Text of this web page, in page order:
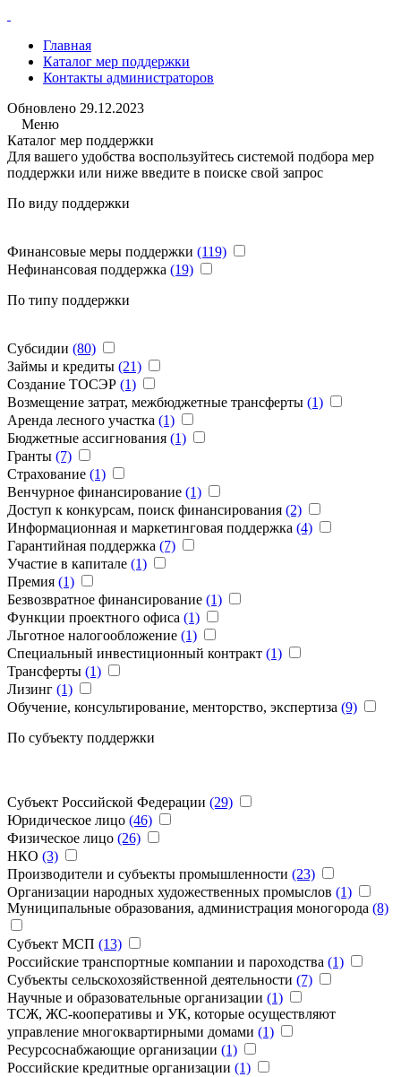
Главная
Каталог мер поддержки
Контакты администраторов
Обновлено 29.12.2023
Меню
Каталог мер поддержки
Для вашего удобства воспользуйтесь системой подбора мер
поддержки или ниже введите в поиске свой запрос
По виду поддержки
Финансовые меры поддержки (119)
Нефинансовая поддержка (19)
По типу поддержки
Субсидии (80)
Займы и кредиты (21)
Создание ТОСЭР (1)
Возмещение затрат, межбюджетные трансферты (1)
Аренда лесного участка (1)
Бюджетные ассигнования (1)
Гранты (7)
Страхование (1)
Венчурное финансирование (1)
Доступ к конкурсам, поиск финансирования (2)
Информационная и маркетинговая поддержка (4)
Гарантийная поддержка (7)
Участие в капитале (1)
Премия (1)
Безвозвратное финансирование (1)
Функции проектного офиса (1)
Льготное налогообложение (1)
Специальный инвестиционный контракт (1)
Трансферты (1)
Лизинг (1)
Обучение, консультирование, менторство, экспертиза (9)
По субъекту поддержки
Субъект Российской Федерации (29)
Юридическое лицо (46)
Физическое лицо (26)
НКО (3)
Производители и субъекты промышленности (23)
Организации народных художественных промыслов (1)
Муниципальные образования, администрация моногорода (8)
Субъект МСП (13)
Российские транспортные компании и пароходства (1)
Субъекты сельскохозяйственной деятельности (7)
Научные и образовательные организации (1)
ТCЖ, ЖС-кооперативы и УК, которые осуществляют
управление многоквартирными домами (1)
Ресурсоснабжающие организации (1)
Российские кредитные организации (1)